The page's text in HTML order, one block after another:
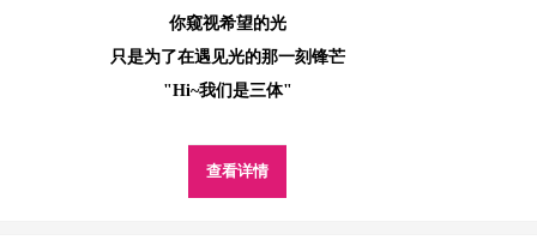
你窥视希望的光
只是为了在遇见光的那一刻锋芒
"Hi~我们是三体"
查看详情